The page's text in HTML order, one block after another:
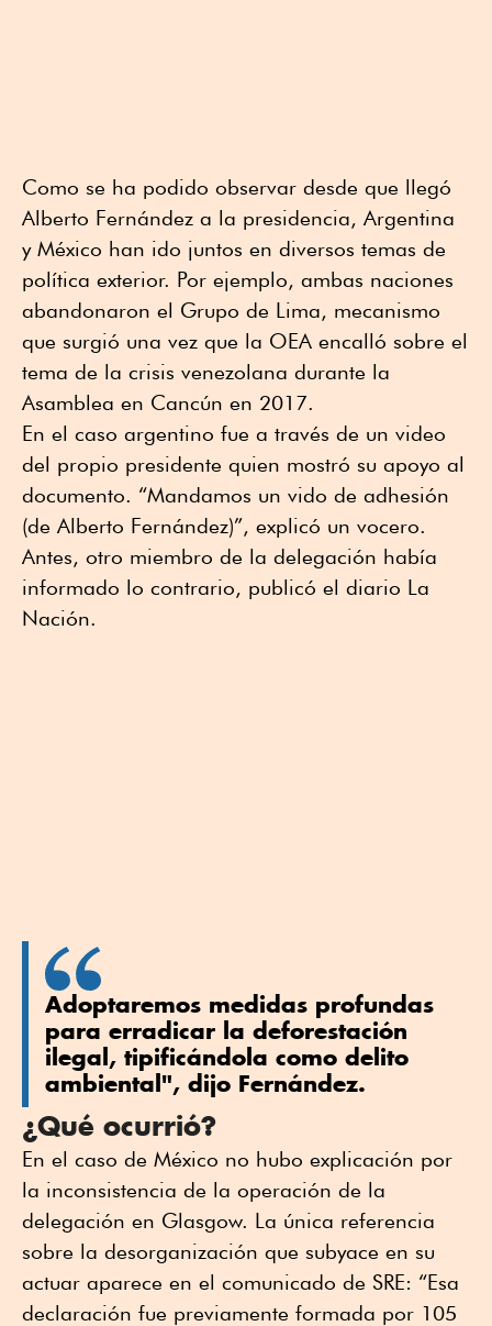
Como se ha podido observar desde que llegó
Alberto Fernández a la presidencia, Argentina
y México han ido juntos en diversos temas de
política exterior. Por ejemplo, ambas naciones
abandonaron el Grupo de Lima, mecanismo
que surgió una vez que la OEA encalló sobre el
tema de la crisis venezolana durante la
Asamblea en Cancún en 2017.
En el caso argentino fue a través de un video
del propio presidente quien mostró su apoyo al
documento. “Mandamos un vido de adhesión
(de Alberto Fernández)”, explicó un vocero.
Antes, otro miembro de la delegación había
informado lo contrario, publicó el diario La
Nación.
Adoptaremos medidas profundas
para erradicar la deforestación
ilegal, tipificándola como delito
ambiental", dijo Fernández.
¿Qué ocurrió?
En el caso de México no hubo explicación por
la inconsistencia de la operación de la
delegación en Glasgow. La única referencia
sobre la desorganización que subyace en su
actuar aparece en el comunicado de SRE: “Esa
declaración fue previamente formada por 105